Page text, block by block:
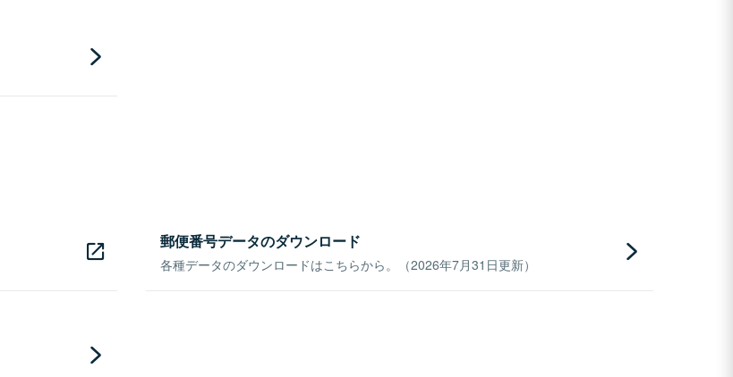
郵便番号データのダウンロード
各種データのダウンロードはこちらから。（2026年7月31日更新）